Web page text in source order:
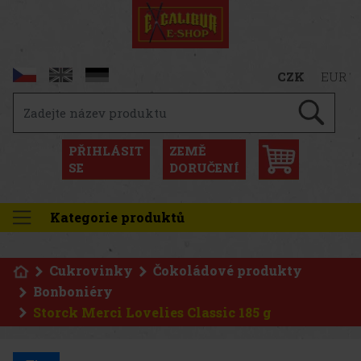
CZK EUR
PŘIHLÁSIT
SE
ZEMĚ
DORUČENÍ
Kategorie produktů
Cukrovinky
Čokoládové produkty
Bonboniéry
Storck Merci Lovelies Classic 185 g